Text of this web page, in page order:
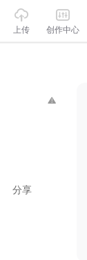
上传 创作中心
分享